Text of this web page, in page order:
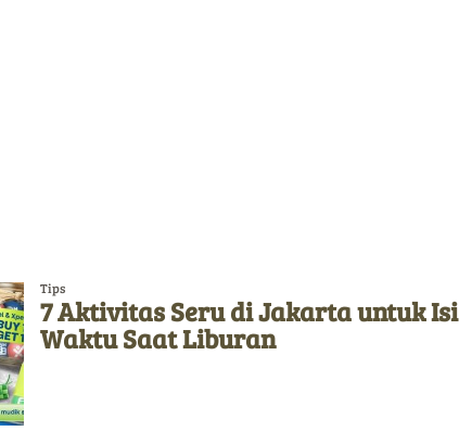
Tips
7 Aktivitas Seru di Jakarta untuk Isi
Waktu Saat Liburan